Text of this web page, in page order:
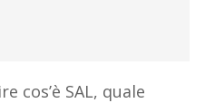
cos’è SAL, quale